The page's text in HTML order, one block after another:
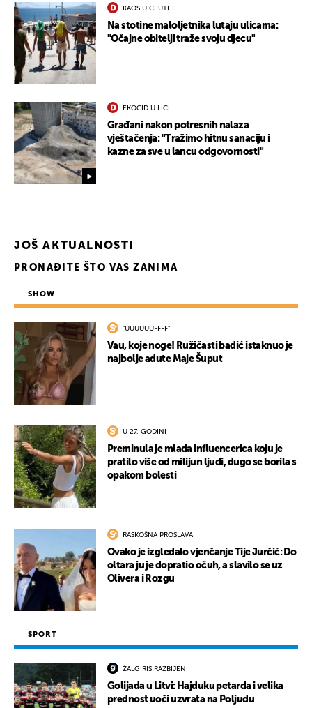
KAOS U CEUTI
Na stotine maloljetnika lutaju ulicama:
"Očajne obitelji traže svoju djecu"
EKOCID U LICI
Građani nakon potresnih nalaza
vještačenja: "Tražimo hitnu sanaciju i
kazne za sve u lancu odgovornosti"
JOŠ AKTUALNOSTI
PRONAĐITE ŠTO VAS ZANIMA
SHOW
"UUUUUUFFFF"
Vau, koje noge! Ružičasti badić istaknuo je
najbolje adute Maje Šuput
U 27. GODINI
Preminula je mlada influencerica koju je
pratilo više od milijun ljudi, dugo se borila s
opakom bolesti
RASKOŠNA PROSLAVA
Ovako je izgledalo vjenčanje Tije Jurčić: Do
oltara ju je dopratio očuh, a slavilo se uz
Olivera i Rozgu
SPORT
ŽALGIRIS RAZBIJEN
Golijada u Litvi: Hajduku petarda i velika
prednost uoči uzvrata na Poljudu
UKLJUČITE NOTIFIKACIJE